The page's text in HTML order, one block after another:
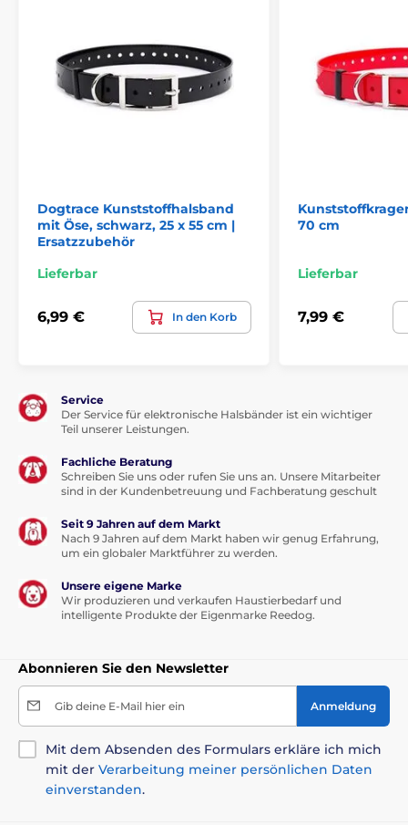
Dogtrace Kunststoffhalsband
mit Öse, schwarz, 25 x 55 cm |
Ersatzzubehör
Lieferbar
6,99 € In den Korb
70 cm
Lieferbar
7,99 €
Service
Der Service für elektronische Halsbänder ist ein wichtiger
Teil unserer Leistungen.
Fachliche Beratung
Schreiben Sie uns oder rufen Sie uns an. Unsere Mitarbeiter
sind in der Kundenbetreuung und Fachberatung geschult
Seit 9 Jahren auf dem Markt
Nach 9 Jahren auf dem Markt haben wir genug Erfahrung,
um ein globaler Marktführer zu werden.
Unsere eigene Marke
Wir produzieren und verkaufen Haustierbedarf und
intelligente Produkte der Eigenmarke Reedog.
Abonnieren Sie den Newsletter
Gib deine E-Mail hier ein Anmeldung
Mit dem Absenden des Formulars erkläre ich mich
mit der Verarbeitung meiner persönlichen Daten
einverstanden.